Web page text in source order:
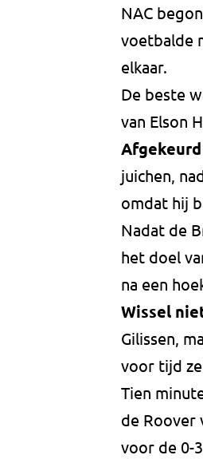
NAC
voetbalde
elkaar.
De beste
van Elson
juichen,
omdat hij
Nadat de
het doel
na een
Wissel
Gilissen,
voor tijd
Tien
de Roover
voor de 0-